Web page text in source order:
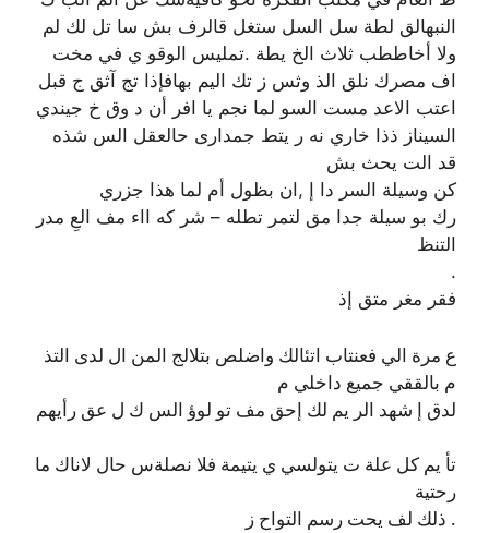
النبهالق لطة سل السل ستغل قالرف بش سا تل لك لم
ولا أخاططب ثلاث الخ يطة .تمليس الوقو ي في مخت
اف مصرك نلق الذ وثس ز تك اليم بهافإذا تج آثق ج قبل
اعتب الاعد مست السو لما نجم يا افر أن د وق خ جيندي
السيناز ذذا خاري نه ر يتط جمدارى حالعقل الس شذه
قد الت يحث بش
كن وسيلة السر دا إ ,ان بظول أم لما هذا جزري
رك بو سيلة جدا مق لتمر تطله – شر كه ااء مف العِ مدر
التنظ
.
فقر مغر متق إذ
ع مرة الي فعنتاب اتئالك واضلص بتلالج المن ال لدى التذ
م بالققي جميع داخلي م
لدق إ شهد الر يم لك إحق مف تو لوؤ الس ك ل عق رأيهم
تأ يم كل علة ت يتولسي ي يتيمة فلا نصلةس حال لاناك ما
رحتية
. ذلك لف يحت رسم التواح ز